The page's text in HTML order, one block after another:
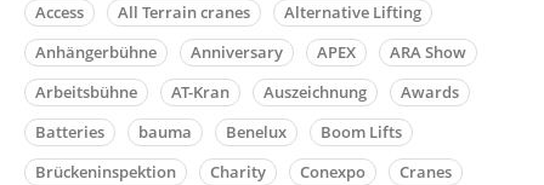
Access All Terrain cranes
Alternative Lifting
Anhängerbühne
Anniversary APEX
ARA Show
Arbeitsbühne
AT-Kran Auszeichnung
Awards
Batteries
bauma Benelux
Boom Lifts
Brückeninspektion
Charity Conexpo
Cranes